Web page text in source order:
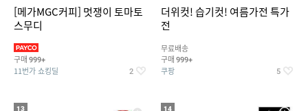
[메가MGC커피] 멋쟁이 토마토
스무디
구매 999+
11번가 쇼킹딜 2
더위컷! 습기컷! 여름가전 특가
전
무료배송
구매 999+
쿠팡 5
13 14